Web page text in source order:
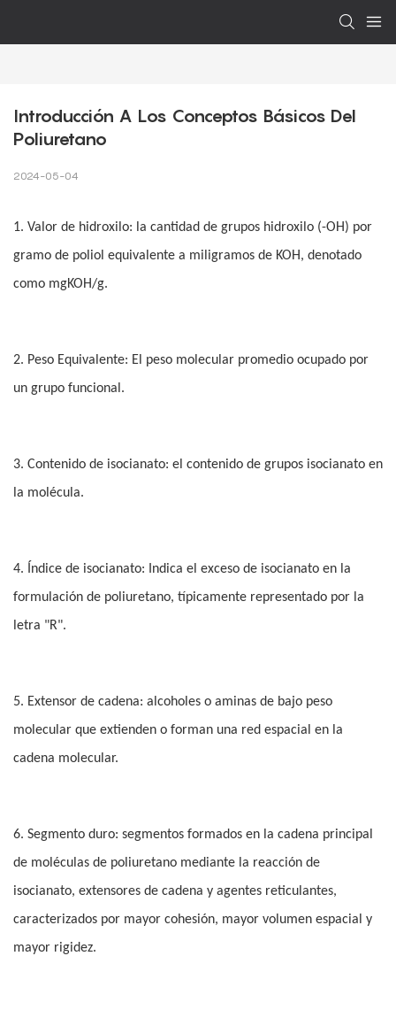
Introducción A Los Conceptos Básicos Del
Poliuretano
2024-05-04
1. Valor de hidroxilo: la cantidad de grupos hidroxilo (-OH) por
gramo de poliol equivalente a miligramos de KOH, denotado
como mgKOH/g.
2. Peso Equivalente: El peso molecular promedio ocupado por
un grupo funcional.
3. Contenido de isocianato: el contenido de grupos isocianato en
la molécula.
4. Índice de isocianato: Indica el exceso de isocianato en la
formulación de poliuretano, típicamente representado por la
letra "R".
5. Extensor de cadena: alcoholes o aminas de bajo peso
molecular que extienden o forman una red espacial en la
cadena molecular.
6. Segmento duro: segmentos formados en la cadena principal
de moléculas de poliuretano mediante la reacción de
isocianato, extensores de cadena y agentes reticulantes,
caracterizados por mayor cohesión, mayor volumen espacial y
mayor rigidez.